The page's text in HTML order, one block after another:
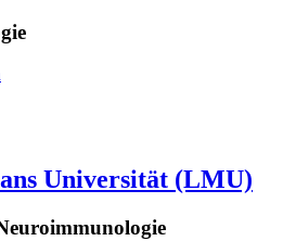
Universität (LMU)